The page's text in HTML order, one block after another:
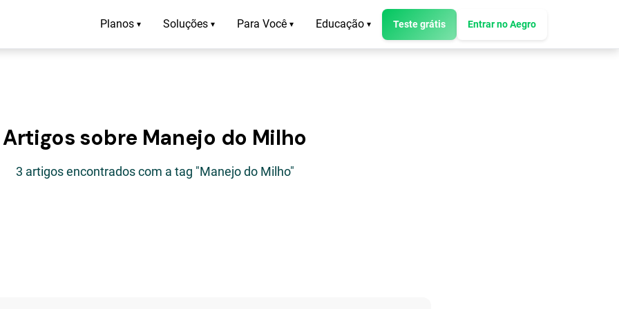
Planos ▾ Soluções ▾ Para Você ▾ Educação ▾ Teste grátis Entrar no Aegro
Artigos sobre Manejo do Milho
3 artigos encontrados com a tag "Manejo do Milho"